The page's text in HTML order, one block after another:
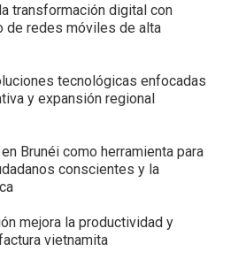
transformación digital con
de redes móviles de alta
tecnológicas enfocadas
y expansión regional
Brunéi como herramienta para
conscientes y la
mejora la productividad y
vietnamita